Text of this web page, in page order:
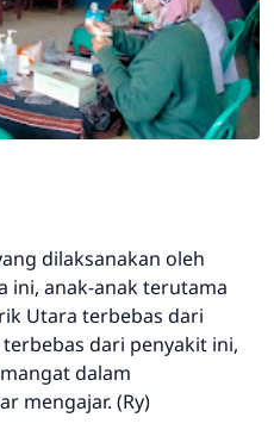
dilaksanakan oleh
ini, anak-anak terutama
Utara terbebas dari
dari penyakit ini,
dalam
mengajar. (Ry)